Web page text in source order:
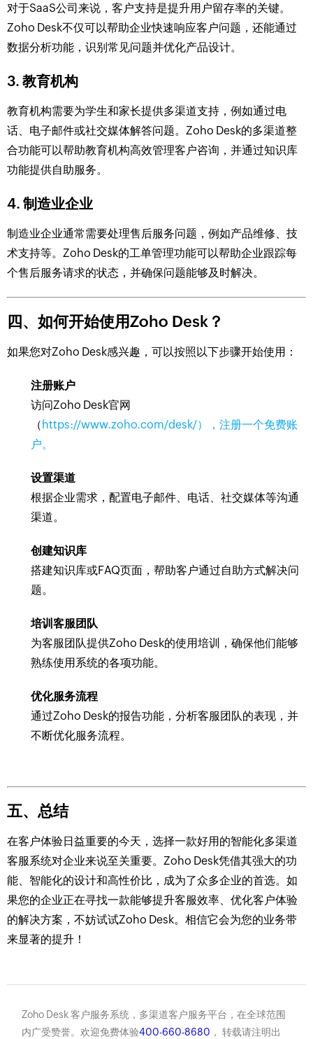
对于SaaS公司来说，客户支持是提升用户留存率的关键。
Zoho Desk不仅可以帮助企业快速响应客户问题，还能通过
数据分析功能，识别常见问题并优化产品设计。
3. 教育机构
教育机构需要为学生和家长提供多渠道支持，例如通过电
话、电子邮件或社交媒体解答问题。Zoho Desk的多渠道整
合功能可以帮助教育机构高效管理客户咨询，并通过知识库
功能提供自助服务。
4. 制造业企业
制造业企业通常需要处理售后服务问题，例如产品维修、技
术支持等。Zoho Desk的工单管理功能可以帮助企业跟踪每
个售后服务请求的状态，并确保问题能够及时解决。
四、如何开始使用Zoho Desk？
如果您对Zoho Desk感兴趣，可以按照以下步骤开始使用：
注册账户
访问Zoho Desk官网
（ https://www.zoho.com/desk/），注册一个免费账
户。
设置渠道
根据企业需求，配置电子邮件、电话、社交媒体等沟通
渠道。
创建知识库
搭建知识库或FAQ页面，帮助客户通过自助方式解决问
题。
培训客服团队
为客服团队提供Zoho Desk的使用培训，确保他们能够
熟练使用系统的各项功能。
优化服务流程
通过Zoho Desk的报告功能，分析客服团队的表现，并
不断优化服务流程。
五、总结
在客户体验日益重要的今天，选择一款好用的智能化多渠道
客服系统对企业来说至关重要。Zoho Desk凭借其强大的功
能、智能化的设计和高性价比，成为了众多企业的首选。如
果您的企业正在寻找一款能够提升客服效率、优化客户体验
的解决方案，不妨试试Zoho Desk。相信它会为您的业务带
来显著的提升！
Zoho Desk 客户服务系统，多渠道客户服务平台，在全球范围
内广受赞誉。欢迎免费体验400-660-8680 ， 转载请注明出